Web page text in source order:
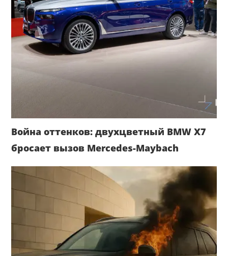
Война оттенков: двухцветный BMW X7
бросает вызов Mercedes-Maybach